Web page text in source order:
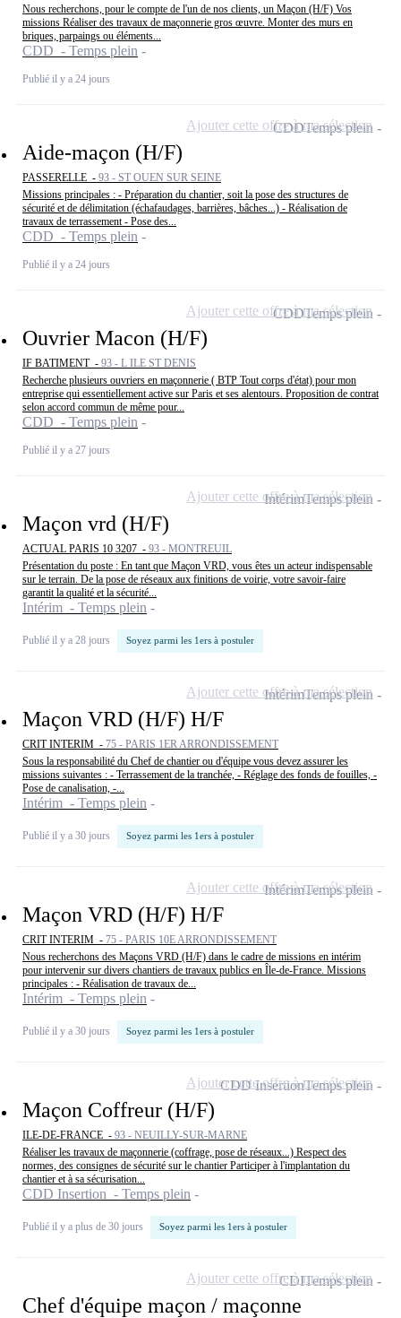
Nous recherchons, pour le compte de l'un de nos clients, un Maçon (H/F) Vos
missions Réaliser des travaux de maçonnerie gros œuvre. Monter des murs en
briques, parpaings ou éléments...
CDD - Temps plein
Publié il y a 24 jours
Aide-maçon (H/F)
PASSERELLE - 93 - ST OUEN SUR SEINE
Missions principales : - Préparation du chantier, soit la pose des structures de
sécurité et de délimitation (échafaudages, barrières, bâches...) - Réalisation de
travaux de terrassement - Pose des...
CDD - Temps plein
Publié il y a 24 jours
CDDTemps plein
Ajouter cette offre à ma sélection
Ouvrier Macon (H/F)
IF BATIMENT - 93 - L ILE ST DENIS
Recherche plusieurs ouvriers en maçonnerie ( BTP Tout corps d'état) pour mon
entreprise qui essentiellement active sur Paris et ses alentours. Proposition de contrat
selon accord commun de même pour...
CDD - Temps plein
Publié il y a 27 jours
CDDTemps plein
Ajouter cette offre à ma sélection
Maçon vrd (H/F)
ACTUAL PARIS 10 3207 - 93 - MONTREUIL
Présentation du poste : En tant que Maçon VRD, vous êtes un acteur indispensable
sur le terrain. De la pose de réseaux aux finitions de voirie, votre savoir-faire
garantit la qualité et la sécurité...
Intérim - Temps plein
Publié il y a 28 jours Soyez parmi les 1ers à postuler
IntérimTemps plein
Ajouter cette offre à ma sélection
Maçon VRD (H/F) H/F
CRIT INTERIM - 75 - PARIS 1ER ARRONDISSEMENT
Sous la responsabilité du Chef de chantier ou d'équipe vous devez assurer les
missions suivantes : - Terrassement de la tranchée, - Réglage des fonds de fouilles, -
Pose de canalisation, -...
Intérim - Temps plein
Publié il y a 30 jours Soyez parmi les 1ers à postuler
IntérimTemps plein
Ajouter cette offre à ma sélection
Maçon VRD (H/F) H/F
CRIT INTERIM - 75 - PARIS 10E ARRONDISSEMENT
Nous recherchons des Maçons VRD (H/F) dans le cadre de missions en intérim
pour intervenir sur divers chantiers de travaux publics en Île-de-France. Missions
principales : - Réalisation de travaux de...
Intérim - Temps plein
Publié il y a 30 jours Soyez parmi les 1ers à postuler
IntérimTemps plein
Ajouter cette offre à ma sélection
Maçon Coffreur (H/F)
ILE-DE-FRANCE - 93 - NEUILLY-SUR-MARNE
Réaliser les travaux de maçonnerie (coffrage, pose de réseaux...) Respect des
normes, des consignes de sécurité sur le chantier Participer à l'implantation du
chantier et à sa sécurisation...
CDD Insertion - Temps plein
Publié il y a plus de 30 jours Soyez parmi les 1ers à postuler
CDD InsertionTemps plein
Ajouter cette offre à ma sélection
Chef d'équipe maçon / maçonne
CDITemps plein
Ajouter cette offre à ma sélection